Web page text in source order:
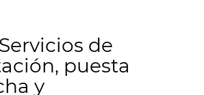
de
puesta
y